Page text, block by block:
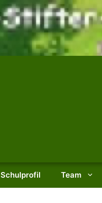
Schulprofil Team